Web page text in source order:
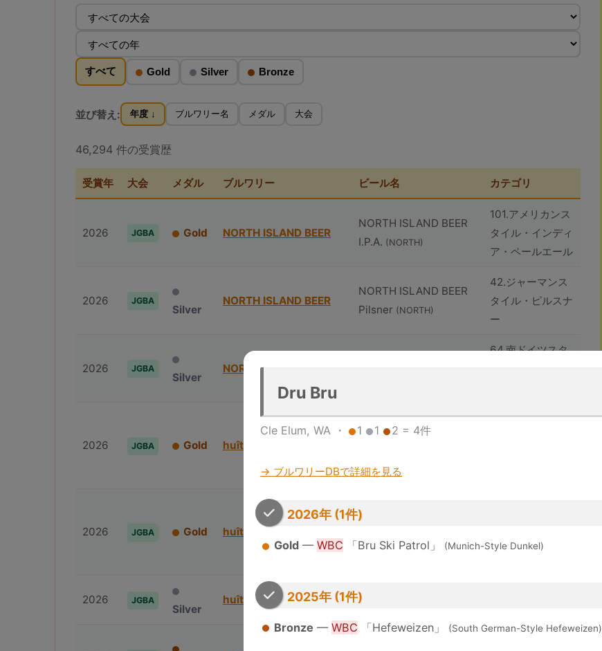
すべて Gold Silver Bronze
並び替え: 年度 ↓ ブルワリー名 メダル 大会
46,294 件の受賞歴
受賞年 大会 メダル ブルワリー ビール名 カテゴリ
2026 JGBA Gold NORTH ISLAND BEER
NORTH ISLAND BEER
I.P.A. (NORTH)
101.アメリカンス
タイル・インディ
ア・ペールエール
2026 JGBA
Silver
NORTH ISLAND BEER
NORTH ISLAND BEER
Pilsner (NORTH)
42.ジャーマンス
タイル・ピルスナ
ー
2026 JGBA
Silver
NORTH ISLAND BEER
64.南ドイツスタ
2026 JGBA Gold huîtrière
huîtrière Akkeshi
75-D.ベルジャン
2026 JGBA Gold huîtrière
huîtrière Akkeshi White
Fog (huîtrière)
ンディア・ペール
2026 JGBA
Silver
huîtrière
huîtrière Akkeshi
Dru Bru
Cle Elum, WA ・ 1 1 2 = 4件
→ ブルワリーDBで詳細を見る
2026年 (1件)
Gold —WBC 「Bru Ski Patrol」 (Munich-Style Dunkel)
2025年 (1件)
Bronze —WBC 「Hefeweizen」 (South German-Style Hefeweizen)